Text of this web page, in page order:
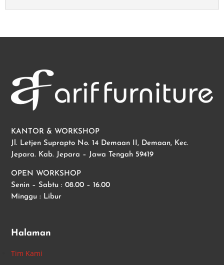
KANTOR & WORKSHOP
Jl. Letjen Suprapto No. 14 Demaan II, Demaan, Kec.
Jepara. Kab. Jepara – Jawa Tengah 59419
OPEN WORKSHOP
Senin – Sabtu : 08.00 – 16.00
Minggu : Libur
Halaman
Tim Kami